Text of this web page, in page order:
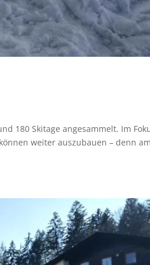
180 Skitage angesammelt. Im
weiter auszubauen – denn